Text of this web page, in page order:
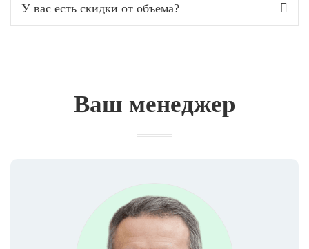
У вас есть скидки от объема?
Ваш менеджер